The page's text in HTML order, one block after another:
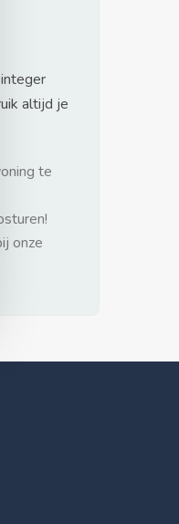
altijd je
te
onze